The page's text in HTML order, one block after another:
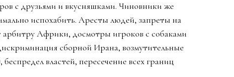
с друзьями и вкусняшками. Чиновники же
испохабить. Аресты людей, запреты на
арбитру Африки, досмотры игроков с собаками
сборной Ирана, возмутительные
властей, пересечение всех границ